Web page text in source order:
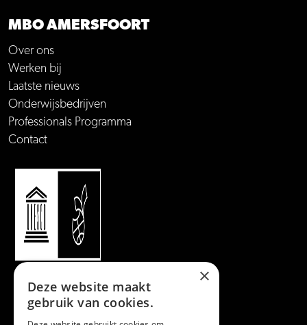
MBO AMERSFOORT
Over ons
Werken bij
Laatste nieuws
Onderwijsbedrijven
Professionals Programma
Contact
×
Deze website maakt
gebruik van cookies.